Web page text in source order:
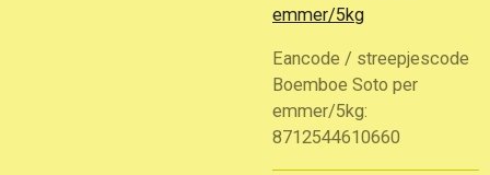
emmer/5kg
Eancode / streepjescode
Boemboe Soto per
emmer/5kg:
8712544610660